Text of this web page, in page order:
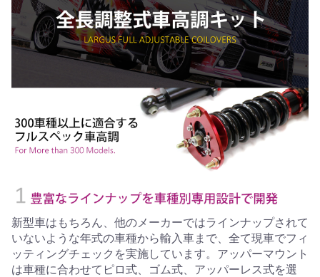
新型車はもちろん、他のメーカーではラインナップされて
いないような年式の車種から輸入車まで、全て現車でフィ
ッティングチェックを実施しています。アッパーマウント
は車種に合わせてピロ式、ゴム式、アッパーレス式を選